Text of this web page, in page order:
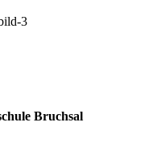
Bruchsal